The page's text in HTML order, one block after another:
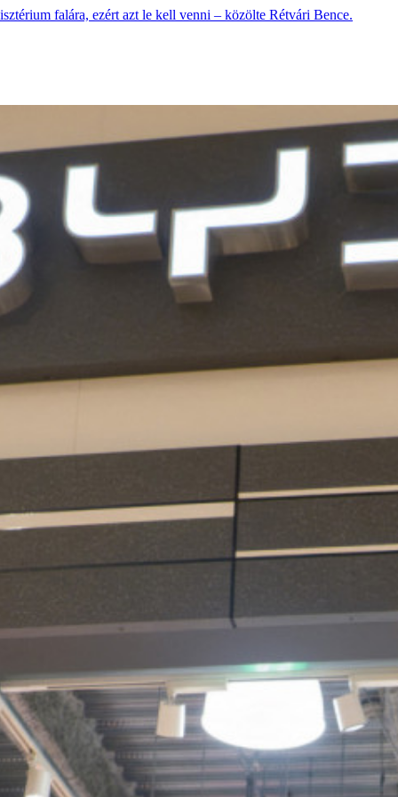
falára, ezért azt le kell venni – közölte Rétvári Bence.